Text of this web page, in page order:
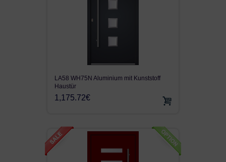
LA58 WH75N Aluminium mit Kunststoff
Haustür
1,175.72€